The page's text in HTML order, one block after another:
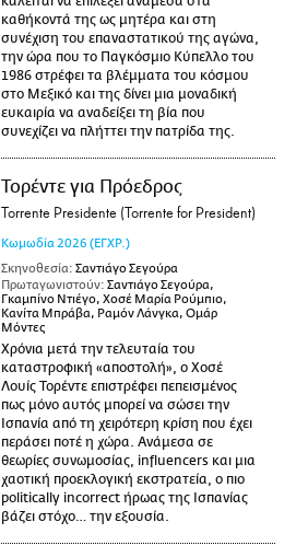
καθήκοντά της ως μητέρα και στη
συνέχιση του επαναστατικού της αγώνα,
την ώρα που το Παγκόσμιο Κύπελλο του
1986 στρέφει τα βλέμματα του κόσμου
στο Μεξικό και της δίνει μια μοναδική
ευκαιρία να αναδείξει τη βία που
συνεχίζει να πλήττει την πατρίδα της.
Τορέντε για Πρόεδρος
Torrente Presidente (Torrente for President)
Κωμωδία 2026 (ΕΓΧΡ.)
Σκηνοθεσία: Σαντιάγο Σεγούρα
Πρωταγωνιστούν: Σαντιάγο Σεγούρα,
Γκαμπίνο Ντιέγο, Χοσέ Μαρία Ρούμπιο,
Κανίτα Μπράβα, Ραμόν Λάνγκα, Ομάρ
Μόντες
Χρόνια μετά την τελευταία του
καταστροφική «αποστολή», ο Χοσέ
Λουίς Τορέντε επιστρέφει πεπεισμένος
πως μόνο αυτός μπορεί να σώσει την
Ισπανία από τη χειρότερη κρίση που έχει
περάσει ποτέ η χώρα. Ανάμεσα σε
θεωρίες συνωμοσίας, influencers και μια
χαοτική προεκλογική εκστρατεία, ο πιο
politically incorrect ήρωας της Ισπανίας
βάζει στόχο… την εξουσία.